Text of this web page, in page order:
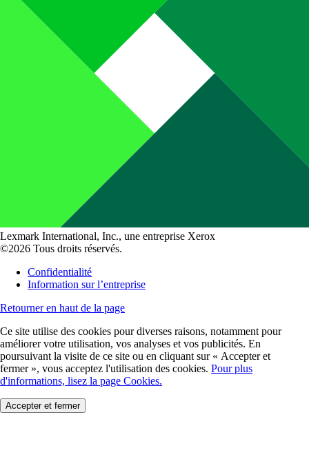
Lexmark International, Inc., une entreprise Xerox
©2026 Tous droits réservés.
Confidentialité
Information sur l’entreprise
Retourner en haut de la page
Ce site utilise des cookies pour diverses raisons, notamment pour
améliorer votre utilisation, vos analyses et vos publicités. En
poursuivant la visite de ce site ou en cliquant sur « Accepter et
fermer », vous acceptez l'utilisation des cookies. Pour plus
d'informations, lisez la page Cookies.
Accepter et fermer